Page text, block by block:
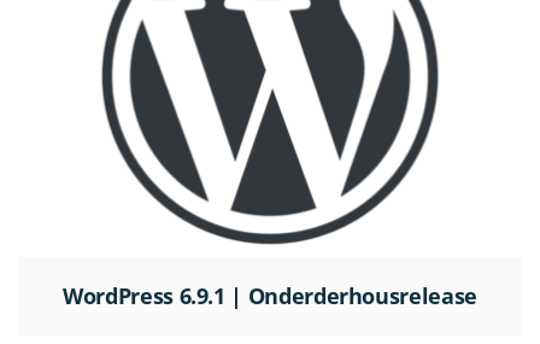
WordPress 6.9.1 | Onderderhousrelease